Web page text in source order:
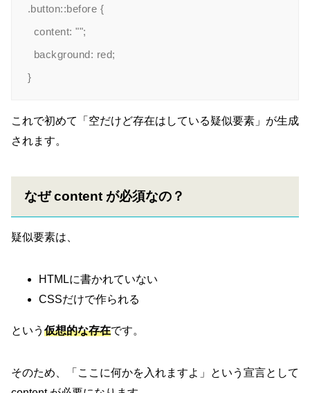
.button::before {
これで初めて「空だけど存在はしている疑似要素」が生成
されます。
なぜ content が必須なの？
疑似要素は、
HTMLに書かれていない
CSSだけで作られる
という 仮想的な存在です。
そのため、「ここに何かを入れますよ」という宣言として